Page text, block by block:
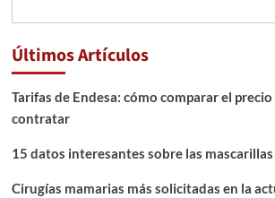
Últimos Artículos
Tarifas de Endesa: cómo comparar el
contratar
15 datos interesantes sobre las mascarillas
Cirugías mamarias más solicitadas en la